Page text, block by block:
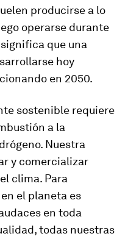
producirse a lo
operarse durante
que una
hoy
en 2050.
sostenible requiere
a la
Nuestra
y comercializar
clima. Para
el planeta es
en toda
todas nuestras